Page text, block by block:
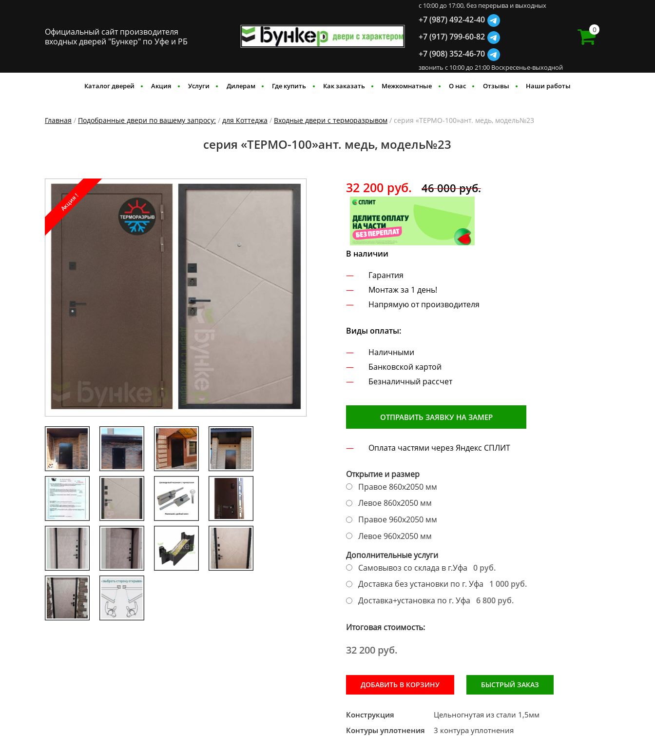
Официальный сайт производителя
входных дверей "Бункер" по Уфе и РБ
c 10:00 до 17:00, без перерыва и выходных
+7 (987) 492-42-40
+7 (917) 799-60-82
+7 (908) 352-46-70
звонить с 10:00 до 21:00 Воскресенье-выходной
0
Каталог дверей Акция Услуги Дилерам Где купить Как заказать Межкомнатные О нас Отзывы Наши работы
Главная / Подобранные двери по вашему запросу: / для Коттеджа / Входные двери с терморазрывом / серия «ТЕРМО-100»ант. медь, модель№23
серия «ТЕРМО-100»ант. медь, модель№23
Акция !
32 200 руб. 46 000руб.
В наличии
Гарантия
Монтаж за 1 день!
Напрямую от производителя
Виды оплаты:
Наличными
Банковской картой
Безналичный рассчет
ОТПРАВИТЬ ЗАЯВКУ НА ЗАМЕР
Оплата частями через Яндекс СПЛИТ
Открытие и размер
Правое 860х2050 мм
Левое 860х2050 мм
Правое 960х2050 мм
Левое 960х2050 мм
Дополнительные услуги
Самовывоз со склада в г.Уфа 0 руб.
Доставка без установки по г. Уфа
1 000 руб.
Доставка+установка по г. Уфа 6 800 руб.
Итоговая стоимость:
32 200 руб.
ДОБАВИТЬ В КОРЗИНУ БЫСТРЫЙ ЗАКАЗ
Конструкция
Цельногнутая из стали 1,5мм
Контуры уплотнения
3 контура уплотнения